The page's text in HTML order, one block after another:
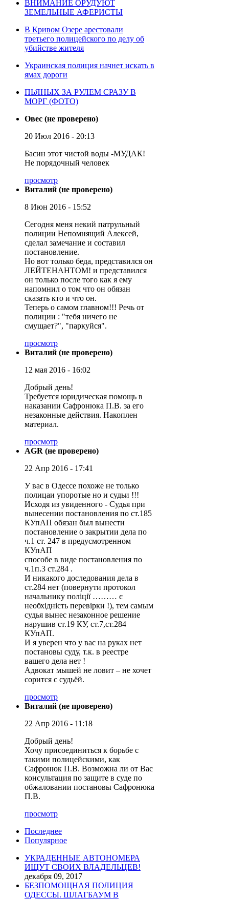
ВНИМАНИЕ ОРУДУЮТ
ЗЕМЕЛЬНЫЕ АФЕРИСТЫ
В Кривом Озере арестовали
третьего полицейского по делу об
убийстве жителя
Украинская полиция начнет искать в
ямах дороги
ПЬЯНЫХ ЗА РУЛЕМ СРАЗУ В
МОРГ (ФОТО)
Овес (не проверено)
20 Июл 2016 - 20:13
Басин этот чистой воды -МУДАК!
Не порядочный человек
просмотр
Виталий (не проверено)
8 Июн 2016 - 15:52
Сегодня меня некий патрульный
полиции Непомнящий Алексей,
сделал замечание и составил
постановление.
Но вот только беда, представился он
ЛЕЙТЕНАНТОМ! и представился
он только после того как я ему
напомнил о том что он обязан
сказать кто и что он.
Теперь о самом главном!!! Речь от
полиции : "тебя ничего не
смущает?", "паркуйся".
просмотр
Виталий (не проверено)
12 мая 2016 - 16:02
Добрый день!
Требуется юридическая помощь в
наказании Сафронюка П.В. за его
незаконные действия. Накоплен
материал.
просмотр
AGR (не проверено)
22 Апр 2016 - 17:41
У вас в Одессе похоже не только
полицаи упоротые но и судьи !!!
Исходя из увиденного - Судья при
вынесении постановления по ст.185
КУпАП обязан был вынести
постановление о закрытии дела по
ч.1 ст. 247 в предусмотренном
КУпАП
способе в виде постановления по
ч.1п.3 ст.284 .
И никакого доследования дела в
ст.284 нет (повернути протокол
начальнику поліції ……… є
необхідність перевірки !), тем самым
судья вынес незаконное решение
нарушив ст.19 КУ, ст.7,ст.284
КУпАП.
И я уверен что у вас на руках нет
постановы суду, т.к. в реестре
вашего дела нет !
Адвокат мышей не ловит – не хочет
сорится с судьёй.
просмотр
Виталий (не проверено)
22 Апр 2016 - 11:18
Добрый день!
Хочу присоединиться к борьбе с
такими полицейскими, как
Сафронюк П.В. Возможна ли от Вас
консультация по защите в суде по
обжаловании постановы Сафронюка
П.В.
просмотр
Последнее
Популярное
УКРАДЕННЫЕ АВТОНОМЕРА
ИЩУТ СВОИХ ВЛАДЕЛЬЦЕВ!
декабря 09, 2017
БЕЗПОМОЩНАЯ ПОЛИЦИЯ
ОДЕССЫ. ШЛАГБАУМ В